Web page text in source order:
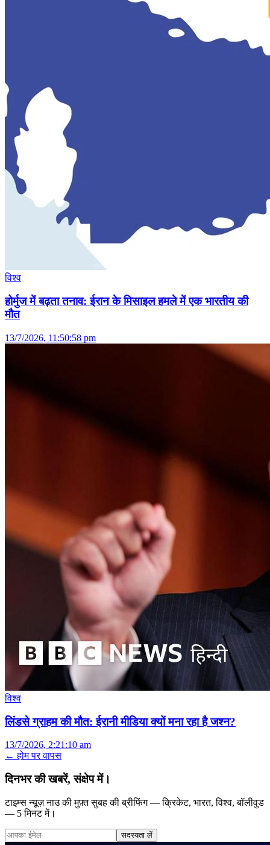
विश्व
होर्मुज में बढ़ता तनाव: ईरान के मिसाइल हमले में एक भारतीय की
मौत
13/7/2026, 11:50:58 pm
विश्व
लिंडसे ग्राहम की मौत: ईरानी मीडिया क्यों मना रहा है जश्न?
13/7/2026, 2:21:10 am
← होम पर वापस
दिनभर की खबरें, संक्षेप में।
टाइम्स न्यूज़ नाउ की मुफ़्त सुबह की ब्रीफिंग — क्रिकेट, भारत, विश्व, बॉलीवुड
— 5 मिनट में।
सदस्यता लें